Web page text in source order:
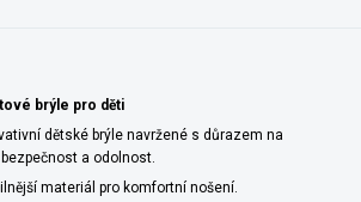
brýle pro děti
dětské brýle navržené s důrazem na
a odolnost.
materiál pro komfortní nošení.